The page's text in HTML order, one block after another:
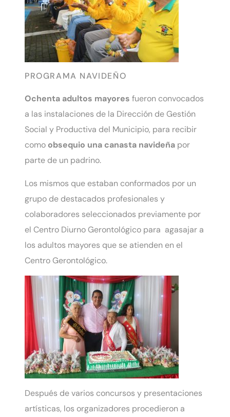
PROGRAMA NAVIDEÑO
Ochenta adultos mayores fueron convocados
a las instalaciones de la Dirección de Gestión
Social y Productiva del Municipio, para recibir
como obsequio una canasta navideña por
parte de un padrino.
Los mismos que estaban conformados por un
grupo de destacados profesionales y
colaboradores seleccionados previamente por
el Centro Diurno Gerontológico para agasajar a
los adultos mayores que se atienden en el
Centro Gerontológico.
Después de varios concursos y presentaciones
artísticas, los organizadores procedieron a